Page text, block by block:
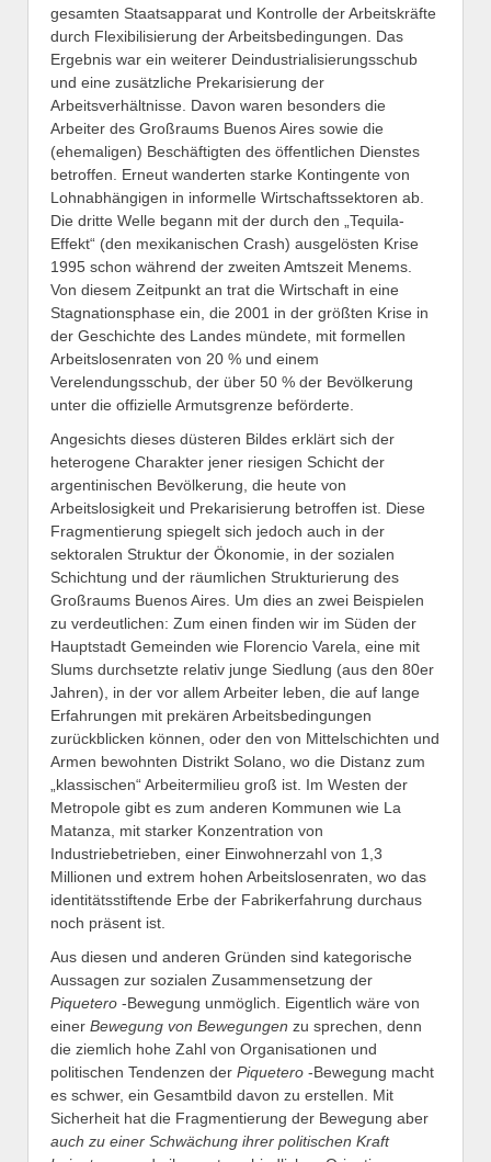
gesamten Staatsapparat und Kontrolle der Arbeitskräfte
durch Flexibilisierung der Arbeitsbedingungen. Das
Ergebnis war ein weiterer Deindustrialisierungsschub
und eine zusätzliche Prekarisierung der
Arbeitsverhältnisse. Davon waren besonders die
Arbeiter des Großraums Buenos Aires sowie die
(ehemaligen) Beschäftigten des öffentlichen Dienstes
betroffen. Erneut wanderten starke Kontingente von
Lohnabhängigen in informelle Wirtschaftssektoren ab.
Die dritte Welle begann mit der durch den „Tequila-
Effekt“ (den mexikanischen Crash) ausgelösten Krise
1995 schon während der zweiten Amtszeit Menems.
Von diesem Zeitpunkt an trat die Wirtschaft in eine
Stagnationsphase ein, die 2001 in der größten Krise in
der Geschichte des Landes mündete, mit formellen
Arbeitslosenraten von 20 % und einem
Verelendungsschub, der über 50 % der Bevölkerung
unter die offizielle Armutsgrenze beförderte.
Angesichts dieses düsteren Bildes erklärt sich der
heterogene Charakter jener riesigen Schicht der
argentinischen Bevölkerung, die heute von
Arbeitslosigkeit und Prekarisierung betroffen ist. Diese
Fragmentierung spiegelt sich jedoch auch in der
sektoralen Struktur der Ökonomie, in der sozialen
Schichtung und der räumlichen Strukturierung des
Großraums Buenos Aires. Um dies an zwei Beispielen
zu verdeutlichen: Zum einen finden wir im Süden der
Hauptstadt Gemeinden wie Florencio Varela, eine mit
Slums durchsetzte relativ junge Siedlung (aus den 80er
Jahren), in der vor allem Arbeiter leben, die auf lange
Erfahrungen mit prekären Arbeitsbedingungen
zurückblicken können, oder den von Mittelschichten und
Armen bewohnten Distrikt Solano, wo die Distanz zum
„klassischen“ Arbeitermilieu groß ist. Im Westen der
Metropole gibt es zum anderen Kommunen wie La
Matanza, mit starker Konzentration von
Industriebetrieben, einer Einwohnerzahl von 1,3
Millionen und extrem hohen Arbeitslosenraten, wo das
identitätsstiftende Erbe der Fabrikerfahrung durchaus
noch präsent ist.
Aus diesen und anderen Gründen sind kategorische
Aussagen zur sozialen Zusammensetzung der
Piquetero -Bewegung unmöglich. Eigentlich wäre von
einer Bewegung von Bewegungen zu sprechen, denn
die ziemlich hohe Zahl von Organisationen und
politischen Tendenzen der Piquetero -Bewegung macht
es schwer, ein Gesamtbild davon zu erstellen. Mit
Sicherheit hat die Fragmentierung der Bewegung aber
auch zu einer Schwächung ihrer politischen Kraft